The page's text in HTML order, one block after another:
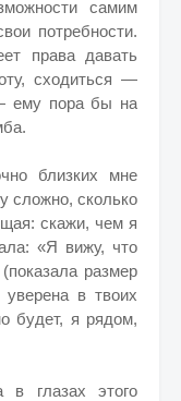
самим
потребности.
права давать
сходиться —
ему пора бы на
близких мне
сложно, сколько
скажи, чем я
«Я вижу, что
размер
в твоих
будет, я рядом,
глазах этого